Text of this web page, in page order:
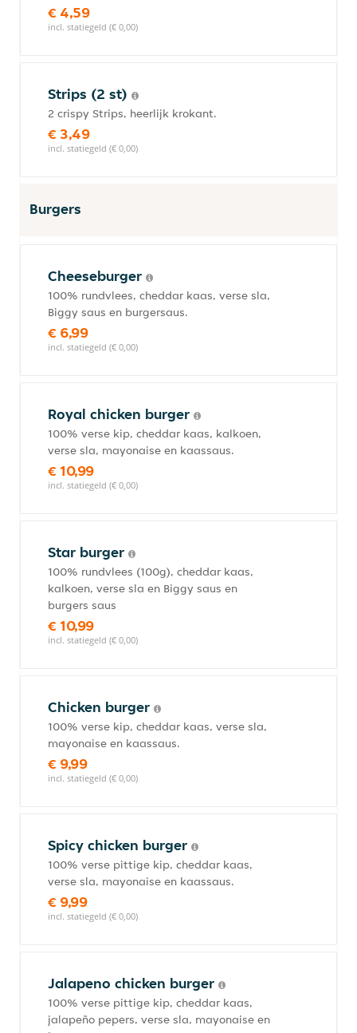
€ 4,59
incl. statiegeld (€ 0,00)
Strips (2 st)
2 crispy Strips, heerlijk krokant.
€ 3,49
incl. statiegeld (€ 0,00)
Burgers
Cheeseburger
100% rundvlees, cheddar kaas, verse sla,
Biggy saus en burgersaus.
€ 6,99
incl. statiegeld (€ 0,00)
Royal chicken burger
100% verse kip, cheddar kaas, kalkoen,
verse sla, mayonaise en kaassaus.
€ 10,99
incl. statiegeld (€ 0,00)
Star burger
100% rundvlees (100g), cheddar kaas,
kalkoen, verse sla en Biggy saus en
burgers saus
€ 10,99
incl. statiegeld (€ 0,00)
Chicken burger
100% verse kip, cheddar kaas, verse sla,
mayonaise en kaassaus.
€ 9,99
incl. statiegeld (€ 0,00)
Spicy chicken burger
100% verse pittige kip, cheddar kaas,
verse sla, mayonaise en kaassaus.
€ 9,99
incl. statiegeld (€ 0,00)
Jalapeno chicken burger
100% verse pittige kip, cheddar kaas,
jalapeño pepers, verse sla, mayonaise en